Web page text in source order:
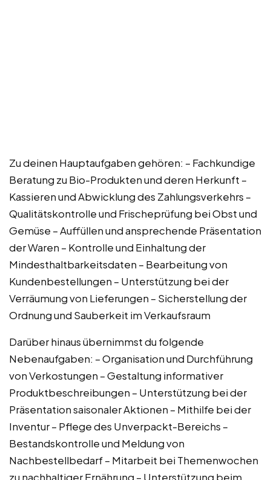
Zu deinen Hauptaufgaben gehören: – Fachkundige
Beratung zu Bio-Produkten und deren Herkunft –
Kassieren und Abwicklung des Zahlungsverkehrs –
Qualitätskontrolle und Frischeprüfung bei Obst und
Gemüse – Auffüllen und ansprechende Präsentation
der Waren – Kontrolle und Einhaltung der
Mindesthaltbarkeitsdaten – Bearbeitung von
Kundenbestellungen – Unterstützung bei der
Verräumung von Lieferungen – Sicherstellung der
Ordnung und Sauberkeit im Verkaufsraum
Darüber hinaus übernimmst du folgende
Nebenaufgaben: – Organisation und Durchführung
von Verkostungen – Gestaltung informativer
Produktbeschreibungen – Unterstützung bei der
Präsentation saisonaler Aktionen – Mithilfe bei der
Inventur – Pflege des Unverpackt-Bereichs –
Bestandskontrolle und Meldung von
Nachbestellbedarf – Mitarbeit bei Themenwochen
zu nachhaltiger Ernährung – Unterstützung beim